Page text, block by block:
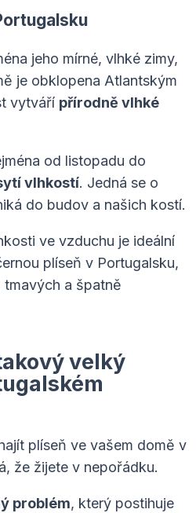
jeho mírné, vlhké zimy,
je obklopena Atlantským
vytváří přírodně vlhké
od listopadu do
vlhkostí. Jedná se o
do budov a našich kostí.
ve vzduchu je ideální
plíseň v Portugalsku,
a špatně
velký
plíseň ve vašem domě v
že žijete v nepořádku.
problém, který postihuje